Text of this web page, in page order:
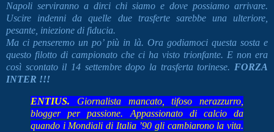
Napoli serviranno a dirci chi siamo e dove possiamo arrivare.
Uscire indenni da quelle due trasferte sarebbe una ulteriore,
pesante, iniezione di fiducia.
Ma ci penseremo un po’ più in là. Ora godiamoci questa sosta e
questo filotto di campionato che ci ha visto trionfante. E non era
così scontato il 14 settembre dopo la trasferta torinese. FORZA
INTER !!!
ENTIUS. Giornalista mancato, tifoso nerazzurro,
blogger per passione. Appassionato di calcio da
quando i Mondiali di Italia ’90 gli cambiarono la vita.